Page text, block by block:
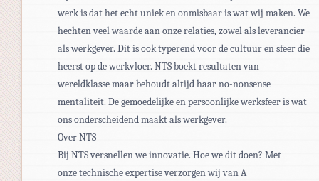
werk is dat het echt uniek en onmisbaar is wat wij maken. We
hechten veel waarde aan onze relaties, zowel als leverancier
als werkgever. Dit is ook typerend voor de cultuur en sfeer die
heerst op de werkvloer. NTS boekt resultaten van
wereldklasse maar behoudt altijd haar no-nonsense
mentaliteit. De gemoedelijke en persoonlijke werksfeer is wat
ons onderscheidend maakt als werkgever.
Over NTS
Bij NTS versnellen we innovatie. Hoe we dit doen? Met
onze technische expertise verzorgen wij van A